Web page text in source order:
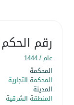
رقم الحكم
عام /1444
المحكمة
المحكمة التجارية
المدينة
المنطقة الشرقية